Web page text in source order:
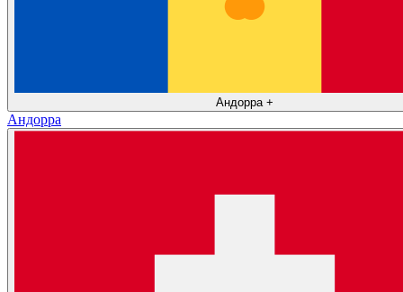
Андорра +
Андорра